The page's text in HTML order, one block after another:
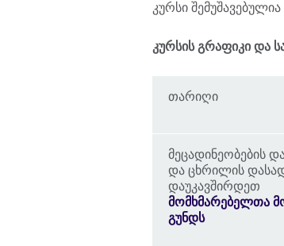
კურსი
კურსის გრაფიკი და
თარიღი
მეცადინეობების
და ცხრილის
დაუკავშირდეთ
მომხმარებელთა
გუნდს